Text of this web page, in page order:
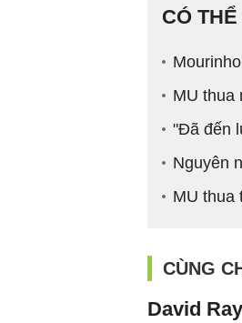
CÓ
MU thua
"Đã đến
Nguyên
MU thua
CÙNG
David